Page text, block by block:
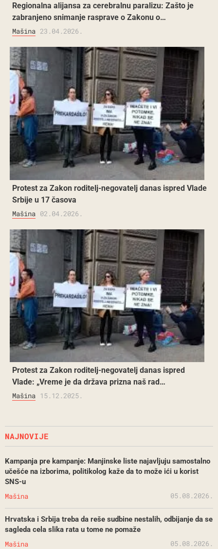
Regionalna alijansa za cerebralnu paralizu: Zašto je
zabranjeno snimanje rasprave o Zakonu o…
Mašina 23.04.2026.
Protest za Zakon roditelj-negovatelj danas ispred Vlade
Srbije u 17 časova
Mašina 02.04.2026.
Protest za Zakon roditelj-negovatelj danas ispred
Vlade: „Vreme je da država prizna naš rad…
Mašina 15.12.2025.
NAJNOVIJE
Kampanja pre kampanje: Manjinske liste najavljuju samostalno
učešće na izborima, politikolog kaže da to može ići u korist
SNS-u
Mašina 05.08.2026.
Hrvatska i Srbija treba da reše sudbine nestalih, odbijanje da se
sagleda cela slika rata u tome ne pomaže
Mašina 05.08.2026.